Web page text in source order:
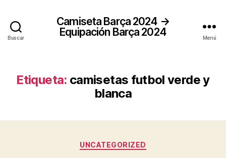
Buscar
Camiseta Barça 2024 →
Equipación Barça 2024
Menú
Etiqueta: camisetas futbol verde y
blanca
Categorías
UNCATEGORIZED